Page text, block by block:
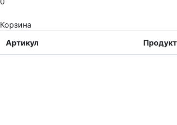
Корзина
Артикул
Продукт